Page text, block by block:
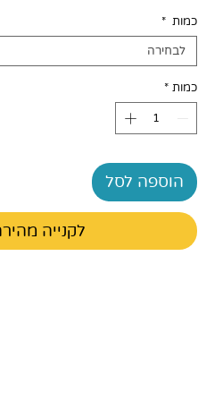
כמות *
לבחירה
כמות *
הוספה לסל
לקנייה